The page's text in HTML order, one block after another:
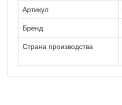
Артикул
Бренд
Страна производства